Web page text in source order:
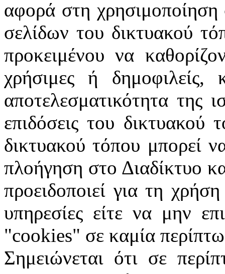
αφορά στη
σελίδων του δικτυακού
προκειμένου να
χρήσιμες ή
αποτελεσματικότητα της
επιδόσεις του δικτυακού
δικτυακού τόπου μπορεί
πλοήγηση στο Διαδίκτυο
προειδοποιεί για τη
υπηρεσίες είτε να μην
"cookies" σε καμία
Σημειώνεται ότι σε